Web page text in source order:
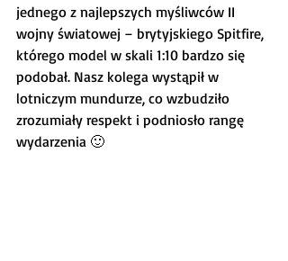
jednego z najlepszych myśliwców II
wojny światowej – brytyjskiego Spitfire,
którego model w skali 1:10 bardzo się
podobał. Nasz kolega wystąpił w
lotniczym mundurze, co wzbudziło
zrozumiały respekt i podniosło rangę
wydarzenia 🙂